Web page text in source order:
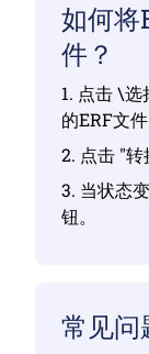
如何将
件？
1. 点击 \
的ERF文件
2. 点击 "转
3. 当状态
钮。
常见问